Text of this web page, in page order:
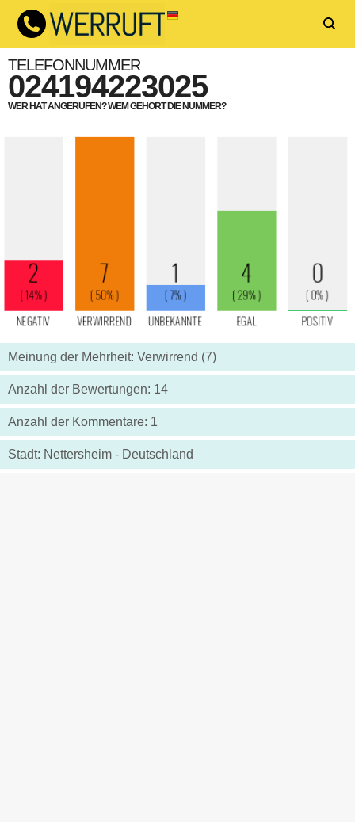
TELEFONNUMMER
024194223025
WER HAT ANGERUFEN? WEM GEHÖRT DIE NUMMER?
Meinung der Mehrheit: Verwirrend (7)
Anzahl der Bewertungen: 14
Anzahl der Kommentare: 1
Stadt: Nettersheim - Deutschland